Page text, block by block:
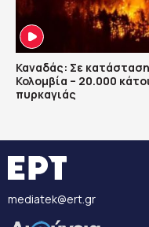
Καναδάς: Σε
Κολομβία – 20.000
πυρκαγιάς
mediatek@ert.gr